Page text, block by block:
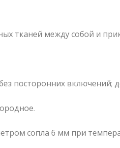
тканей между собой и
посторонних включений;
сопла 6 мм при